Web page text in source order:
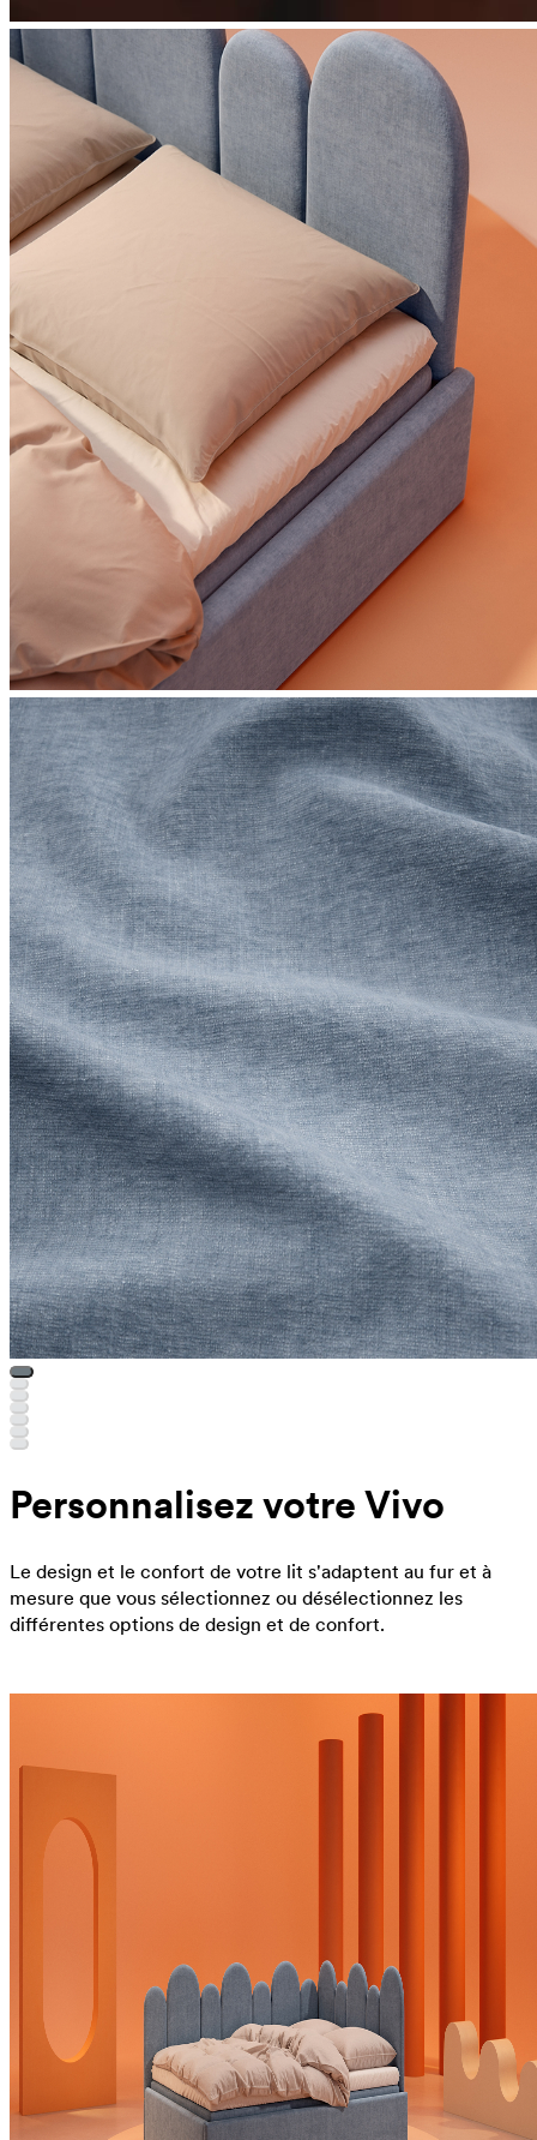
Personnalisez votre Vivo
Le design et le confort de votre lit s'adaptent au fur et à
mesure que vous sélectionnez ou désélectionnez les
différentes options de design et de confort.